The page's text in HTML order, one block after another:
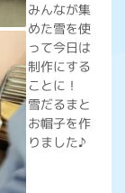
みんなが集
めた雪を使
って今日は
制作にする
ことに！
雪だるまと
お帽子を作
りました♪